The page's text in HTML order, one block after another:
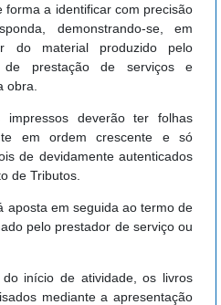
forma a identificar com precisão
demonstrando-se, em
do material produzido pelo
prestação de serviços e
obra.
impressos deverão ter folhas
em ordem crescente e só
de devidamente autenticados
de Tributos.
aposta em seguida ao termo de
pelo prestador de serviço ou
início de atividade, os livros
mediante a apresentação